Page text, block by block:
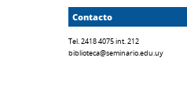
Contacto
Tel. 2418 4075 int. 212
biblioteca@seminario.edu.uy